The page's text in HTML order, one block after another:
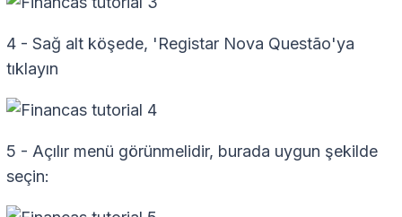
4 - Sağ alt köşede, 'Registar Nova Questão'ya
tıklayın
5 - Açılır menü görünmelidir, burada uygun şekilde
seçin: